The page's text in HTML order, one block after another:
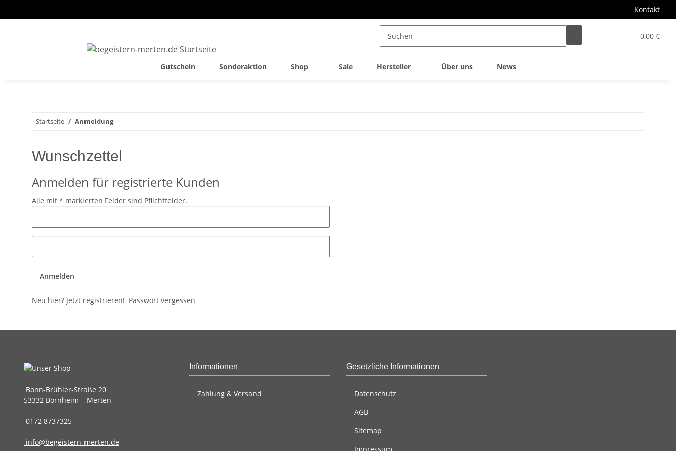
Kontakt
0,00 €
Gutschein Sonderaktion Shop Sale Hersteller Über uns News
Startseite Anmeldung
Wunschzettel
Anmelden für registrierte Kunden
Alle mit * markierten Felder sind Pflichtfelder.
Anmelden
Neu hier? Jetzt registrieren! Passwort vergessen
Bonn-Brühler-Straße 20
53332 Bornheim – Merten
0172 8737325
info@begeistern-merten.de
Informationen
Zahlung & Versand
Gesetzliche Informationen
Datenschutz
AGB
Sitemap